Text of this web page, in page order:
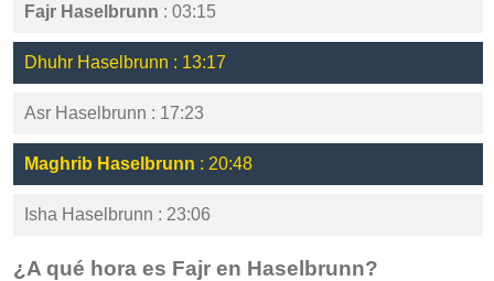
Fajr Haselbrunn : 03:15
Dhuhr Haselbrunn : 13:17
Asr Haselbrunn : 17:23
Maghrib Haselbrunn : 20:48
Isha Haselbrunn : 23:06
¿A qué hora es Fajr en Haselbrunn?